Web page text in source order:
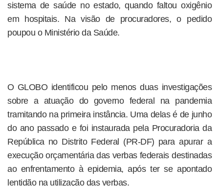
sistema de saúde no estado, quando faltou oxigênio
em hospitais. Na visão de procuradores, o pedido
poupou o Ministério da Saúde.
O GLOBO identificou pelo menos duas investigações
sobre a atuação do governo federal na pandemia
tramitando na primeira instância. Uma delas é de junho
do ano passado e foi instaurada pela Procuradoria da
República no Distrito Federal (PR-DF) para apurar a
execução orçamentária das verbas federais destinadas
ao enfrentamento à epidemia, após ter se apontado
lentidão na utilização das verbas.